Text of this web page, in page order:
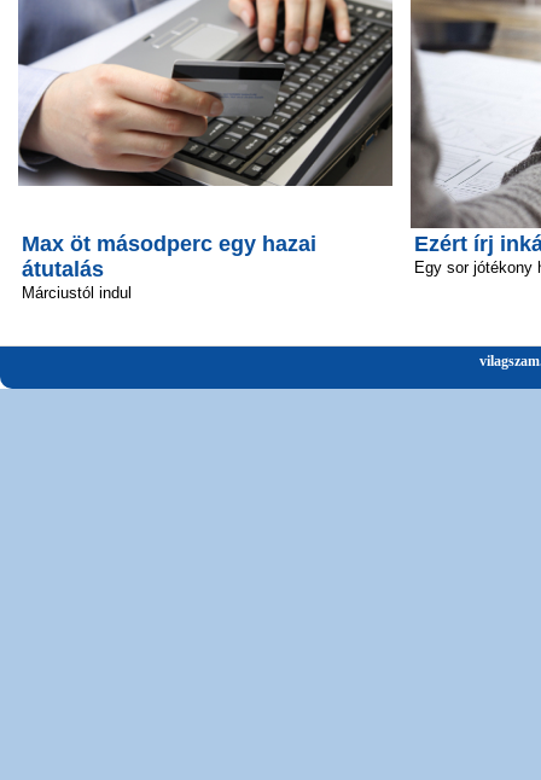
Max öt másodperc egy hazai
átutalás
Márciustól indul
Ezért írj
Egy sor jótékony